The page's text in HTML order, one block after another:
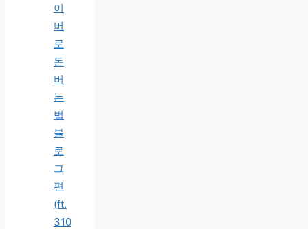
이
버
로
돈
버
는
법
블
로
그
편
(ft.
310